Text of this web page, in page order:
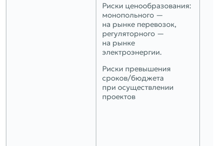
Риски ценообразования:
монопольного —
на рынке перевозок,
регуляторного —
на рынке
электроэнергии.
Риски превышения
сроков/бюджета
при осуществлении
проектов